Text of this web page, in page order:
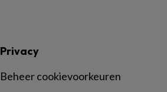
Privacy
Beheer cookievoorkeuren